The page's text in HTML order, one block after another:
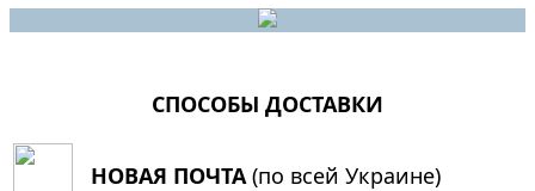
СПОСОБЫ ДОСТАВКИ
НОВАЯ ПОЧТА(по всей Украине)